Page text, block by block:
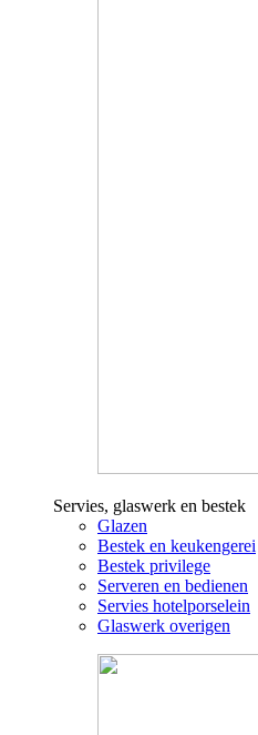
Servies, glaswerk en bestek
Glazen
Bestek en keukengerei
Bestek privilege
Serveren en bedienen
Servies hotelporselein
Glaswerk overigen